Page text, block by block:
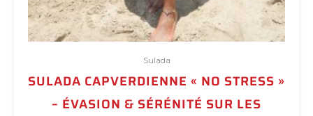
Sulada
SULADA CAPVERDIENNE « NO STRESS »
– ÉVASION & SÉRÉNITÉ SUR LES